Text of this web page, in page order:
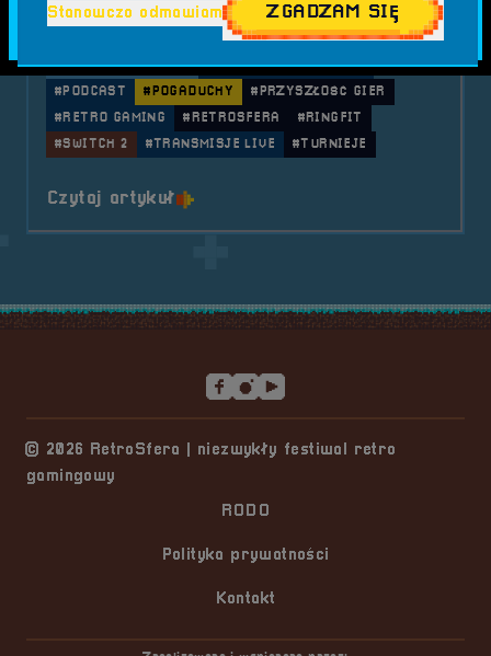
#KATARZYNA MUZYCZUK
#KONTROLERY
#NINTENDO
#NINTENDO SWITCH
#OTWARTE PLATFORMY
#PODCAST
#POGADUCHY
#PRZYSZŁOŚĆ GIER
#RETRO GAMING
#RETROSFERA
#RINGFIT
#SWITCH 2
#TRANSMISJE LIVE #TURNIEJE
Czytaj artykuło tytule Pogaduchy #8
© 2026 RetroSfera | niezwykły festiwal retro
gamingowy
RODO
Polityka prywatności
Kontakt
Stanowczo odmawiam ZGADZAM SIĘ